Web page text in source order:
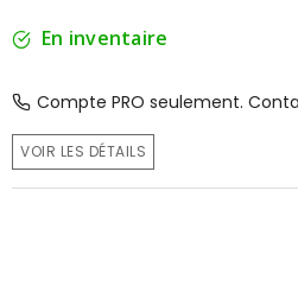
En inventaire
Compte PRO seulement.
VOIR LES DÉTAILS